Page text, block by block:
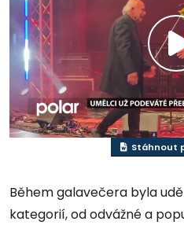
Stáhnout
Během galavečera byla
kategorií, od odvážné a